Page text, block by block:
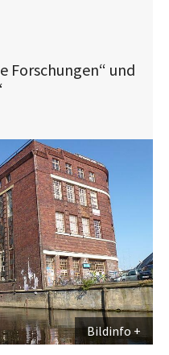
Forschungen“ und
Bildinfo